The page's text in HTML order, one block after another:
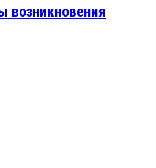
возникновения